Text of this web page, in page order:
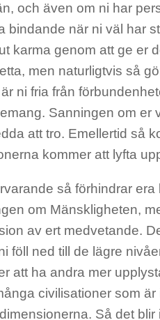
och även om ni har
bindande när ni väl har
karma genom att ge er
men naturligtvis så
ni fria från
Sanningen om er
att tro. Emellertid så
kommer att lyfta
så förhindrar
om Mänskligheten,
av ert medvetande.
föll ned till de lägre
att ha andra mer
civilisationer som
Så det